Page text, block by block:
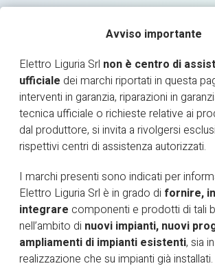
RICHIESTA INTERVENTO
AREA RISERVATA
Avviso importante
Elettro Liguria Srl non è centro di
ufficiale dei marchi riportati in questa
interventi in garanzia, riparazioni in
tecnica ufficiale o richieste relative ai
dal produttore, si invita a rivolgersi
rispettivi centri di assistenza autorizzati.
I marchi presenti sono indicati per
Elettro Liguria Srl è in grado di fornire,
integrare componenti e prodotti di tali
nell’ambito di nuovi impianti, nuovi
ampliamenti di impianti esistenti, sia
realizzazione che su impianti già installati.